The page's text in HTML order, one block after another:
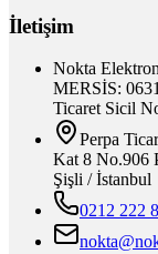
İletişim
Nokta
MERSİS:
Ticaret Sicil
Perpa
Kat 8 No.906
Şişli / İstanbul
0212 222